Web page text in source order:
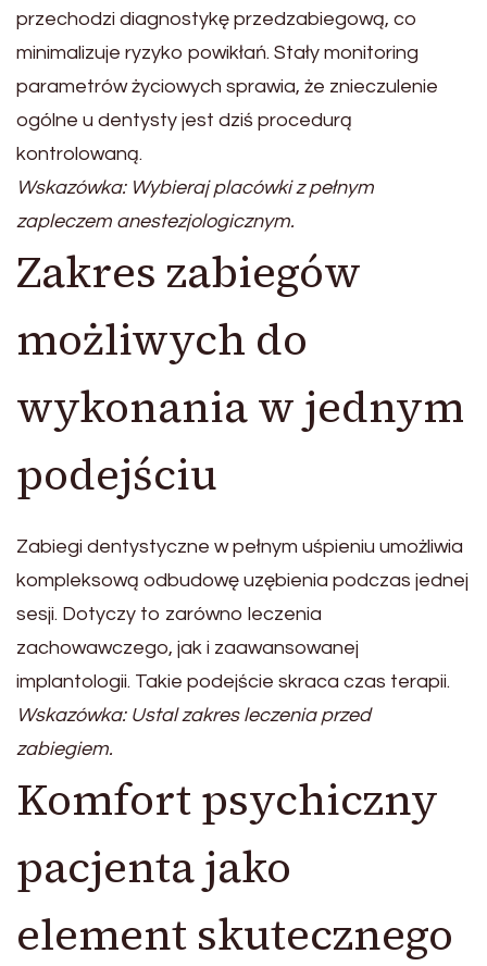
przechodzi diagnostykę przedzabiegową, co
minimalizuje ryzyko powikłań. Stały monitoring
parametrów życiowych sprawia, że znieczulenie
ogólne u dentysty jest dziś procedurą
kontrolowaną.
Wskazówka: Wybieraj placówki z pełnym
zapleczem anestezjologicznym.
Zakres zabiegów
możliwych do
wykonania w jednym
podejściu
Zabiegi dentystyczne w pełnym uśpieniu umożliwia
kompleksową odbudowę uzębienia podczas jednej
sesji. Dotyczy to zarówno leczenia
zachowawczego, jak i zaawansowanej
implantologii. Takie podejście skraca czas terapii.
Wskazówka: Ustal zakres leczenia przed
zabiegiem.
Komfort psychiczny
pacjenta jako
element skutecznego